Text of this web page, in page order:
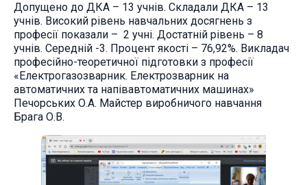
Допущено до ДКА – 13 учнів. Складали ДКА – 13
учнів. Високий рівень навчальних досягнень з
професії показали – 2 учні. Достатній рівень – 8
учнів. Середній -3. Процент якості – 76,92%. Викладач
професійно-теоретичної підготовки з професії
«Електрогазозварник. Електрозварник на
автоматичних та напівавтоматичних машинах»
Печорських О.А. Майстер виробничого навчання
Брага О.В.